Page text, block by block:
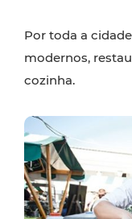
Por toda a
modernos,
cozinha.